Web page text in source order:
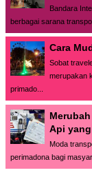
Bandara
berbagai sarana
Cara
Sobat
merupakan
primado...
Api
Moda
perimadona bagi